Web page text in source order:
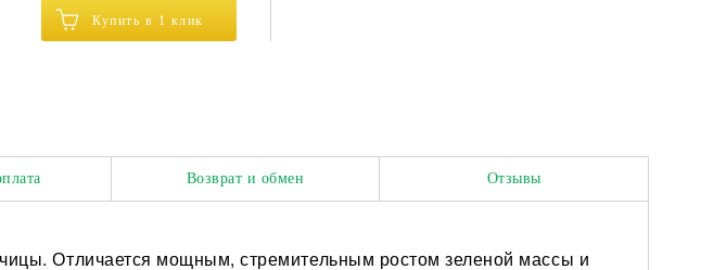
Купить в 1 клик
Возврат и обмен Отзывы
Отличается мощным, стремительным ростом зеленой массы и